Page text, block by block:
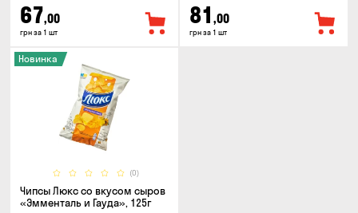
67,00
грн за 1 шт
81 ,00
грн за 1 шт
(0)
Новинка
Чипсы Люкс со вкусом сыров
«Эмменталь и Гауда», 125г